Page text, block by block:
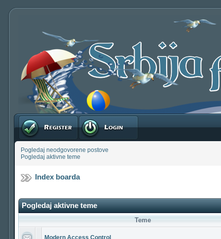
Registruj se Prijavite se
Pogledaj neodgovorene postove
Pogledaj aktivne teme
Index boarda
Pogledaj aktivne teme
Teme
Modern Access Control